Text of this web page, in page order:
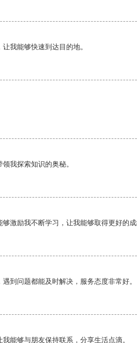
我能够快速到达目的地。
我探索知识的奥秘。
激励我不断学习，让我能够取得更好的
到问题都能及时解决，服务态度非常好。
能够与朋友保持联系，分享生活点滴。